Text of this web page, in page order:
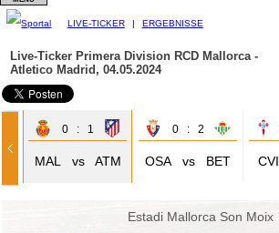
LIVE-TICKER | ERGEBNISSE
Live-Ticker Primera Division RCD Mallorca -
Atletico Madrid, 04.05.2024
0 : 1
MAL vs ATM
0 : 2
OSA vs BET CVI
Estadi Mallorca Son Moix